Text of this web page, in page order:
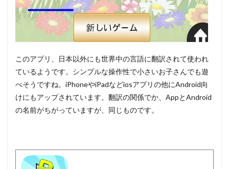
このアプリ、日本以外にも世界中の言語に翻訳されて使われ
ているようです。シンプルな操作性で小さいお子さんでも遊
べそうですね。iPhoneやiPadなどiosアプリの他にAndroid向
けにもアップされています。翻訳の関係でか、AppとAndroid
の名前がちがっていますが、同じものです。